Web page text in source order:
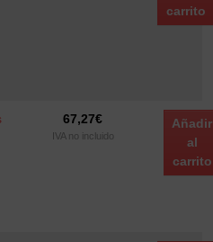
carrito
67,27€
IVA no incluido
Añadir
al
carrito